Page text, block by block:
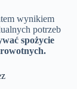
wynikiem
potrzeb
spożycie